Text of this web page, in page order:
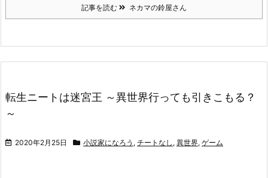
記事を読む ネカマの鈴屋さん
転生ニートは迷宮王 ～異世界行っても引きこもる？
～
2020年2月25日 小説家になろう , チートなし , 異世界, ゲーム